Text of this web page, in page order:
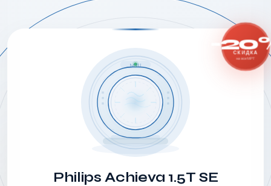
- СКИДКА
на все МРТ
MRI
Philips Achieva 1.5T SE